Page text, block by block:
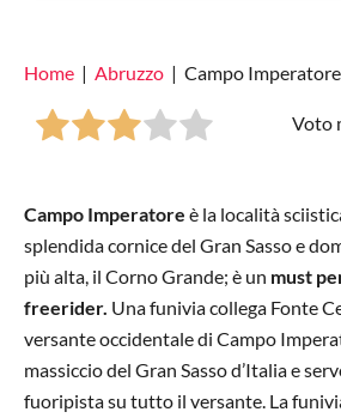
Home Abruzzo Campo Imperatore
Voto
Campo Imperatore è la località
splendida cornice del Gran Sasso e
più alta, il Corno Grande; è un must
freerider. Una funivia collega Fonte
versante occidentale di Campo
massiccio del Gran Sasso d’Italia e
fuoripista su tutto il versante. La